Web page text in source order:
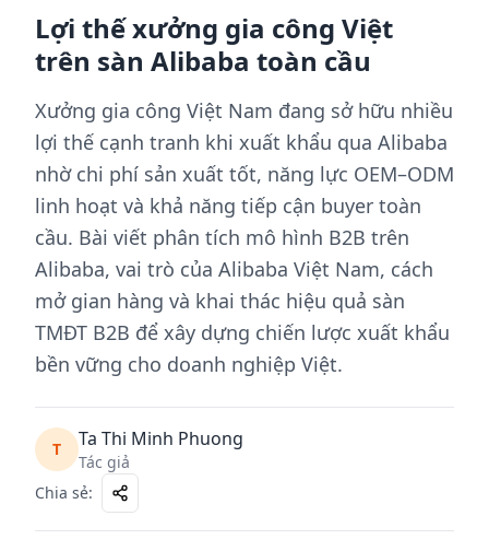
Lợi thế xưởng gia công Việt
trên sàn Alibaba toàn cầu
Xưởng gia công Việt Nam đang sở hữu nhiều
lợi thế cạnh tranh khi xuất khẩu qua Alibaba
nhờ chi phí sản xuất tốt, năng lực OEM–ODM
linh hoạt và khả năng tiếp cận buyer toàn
cầu. Bài viết phân tích mô hình B2B trên
Alibaba, vai trò của Alibaba Việt Nam, cách
mở gian hàng và khai thác hiệu quả sàn
TMĐT B2B để xây dựng chiến lược xuất khẩu
bền vững cho doanh nghiệp Việt.
T Ta Thi Minh Phuong
Tác giả
Chia sẻ: